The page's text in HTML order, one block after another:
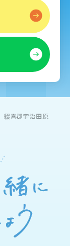
綴喜郡宇治田原